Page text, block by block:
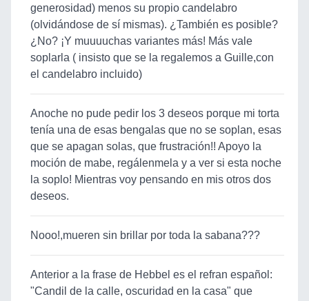
generosidad) menos su propio candelabro
(olvidándose de sí mismas). ¿También es posible?
¿No? ¡Y muuuuchas variantes más! Más vale
soplarla ( insisto que se la regalemos a Guille,con
el candelabro incluido)
Anoche no pude pedir los 3 deseos porque mi torta
tenía una de esas bengalas que no se soplan, esas
que se apagan solas, que frustración!! Apoyo la
moción de mabe, regálenmela y a ver si esta noche
la soplo! Mientras voy pensando en mis otros dos
deseos.
Nooo!,mueren sin brillar por toda la sabana???
Anterior a la frase de Hebbel es el refran español:
"Candil de la calle, oscuridad en la casa" que